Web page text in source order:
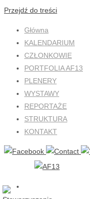
Przejdź do treści
Główna
KALENDARIUM
CZŁONKOWIE
PORTFOLIA AF13
PLENERY
WYSTAWY
REPORTAŻE
STRUKTURA
KONTAKT